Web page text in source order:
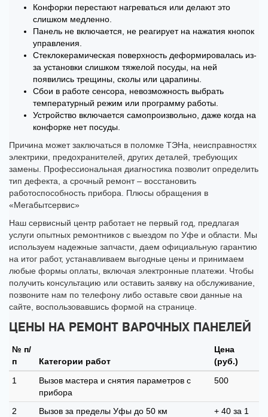
Конфорки перестают нагреваться или делают это
слишком медленно.
Панель не включается, не реагирует на нажатия кнопок
управления.
Стеклокерамическая поверхность деформировалась из-
за установки слишком тяжелой посуды, на ней
появились трещины, сколы или царапины.
Сбои в работе сенсора, невозможность выбрать
температурный режим или программу работы.
Устройство включается самопроизвольно, даже когда на
конфорке нет посуды.
Причина может заключаться в поломке ТЭНа, неисправностях
электрики, предохранителей, других деталей, требующих
замены. Профессиональная диагностика позволит определить
тип дефекта, а срочный ремонт – восстановить
работоспособность прибора. Плюсы обращения в
«Мегабытсервис»
Наш сервисный центр работает не первый год, предлагая
услуги опытных ремонтников с выездом по Уфе и области. Мы
используем надежные запчасти, даем официальную гарантию
на итог работ, устанавливаем выгодные цены и принимаем
любые формы оплаты, включая электронные платежи. Чтобы
получить консультацию или оставить заявку на обслуживание,
позвоните нам по телефону либо оставьте свои данные на
сайте, воспользовавшись формой на странице.
ЦЕНЫ НА РЕМОНТ ВАРОЧНЫХ ПАНЕЛЕЙ
№ п/
п
Категории работ
Цена
(руб.)
1
Вызов мастера и снятия параметров с
прибора
500
2 Вызов за пределы Уфы до 50 км
+ 40 за 1